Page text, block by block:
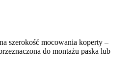
szerokość mocowania koperty –
do montażu paska lub